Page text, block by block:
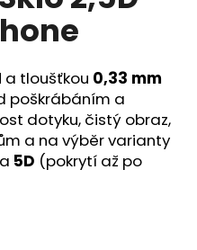
a tloušťkou 0,33 mm
poškrábáním a
dotyku, čistý obraz,
a na výběr varianty
5D (pokrytí až po